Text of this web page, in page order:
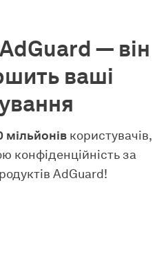
— він
ваші
мільйонівкористувачів,
конфіденційність за
AdGuard!